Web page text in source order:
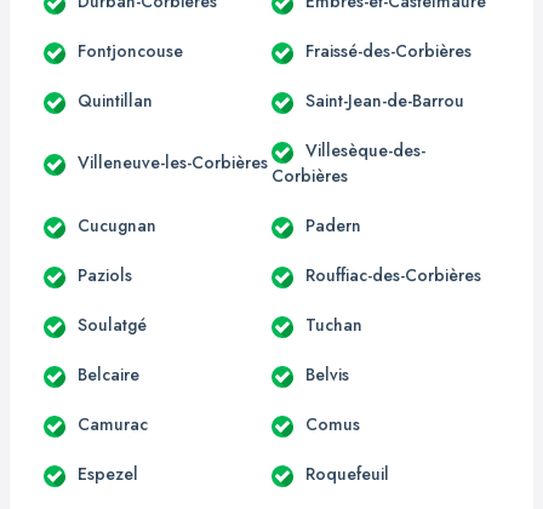
Fontjoncouse Fraissé-des-Corbières
Quintillan Saint-Jean-de-Barrou
Villeneuve-les-Corbières
Villesèque-des-
Corbières
Cucugnan Padern
Paziols Rouffiac-des-Corbières
Soulatgé Tuchan
Belcaire Belvis
Camurac Comus
Espezel Roquefeuil